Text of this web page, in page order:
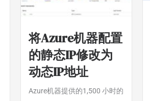
将Azure机器配置
的静态IP修改为
动态IP地址
Azure机器提供的1,500 小时的